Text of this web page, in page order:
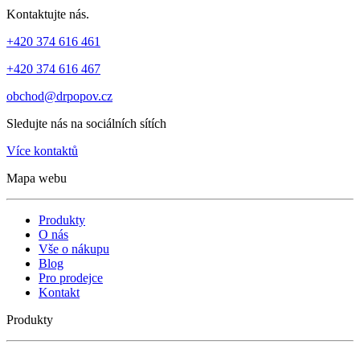
Kontaktujte nás.
+420 374 616 461
+420 374 616 467
obchod@drpopov.cz
Sledujte nás na sociálních sítích
Více kontaktů
Mapa webu
Produkty
O nás
Vše o nákupu
Blog
Pro prodejce
Kontakt
Produkty